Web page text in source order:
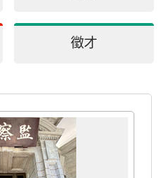
徵才